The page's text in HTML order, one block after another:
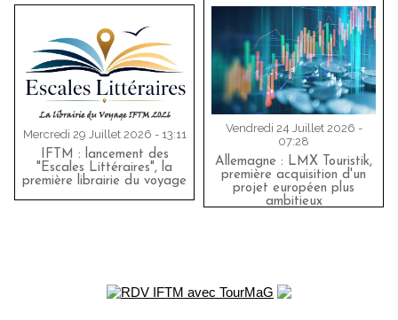
Mercredi 29 Juillet 2026 - 13:11
IFTM : lancement des
"Escales Littéraires", la
première librairie du voyage
Vendredi 24 Juillet 2026 -
07:28
Allemagne : LMX Touristik,
première acquisition d'un
projet européen plus
ambitieux